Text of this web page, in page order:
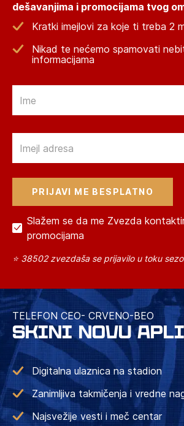
dešavanjima i promocijama tvog
Kratki imejlovi za koje ti treba 2
Nikad te nećemo spamovati
informacijama
Slažem se da me Zvezda
promocijama
⭐ 38502 zvezdaša se prijavilo u toku
TELEFON CEO- CRVENO-BEO
SKINI NOVU
Digitalna ulaznica na stadion
Zanimljiva takmičenja i vredne
Najsvežije vesti i meč centar